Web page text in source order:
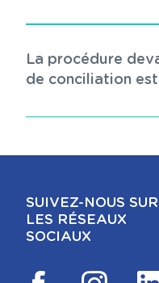
La procédure
de conciliation
SUIVEZ-NOUS SUR
LES RÉSEAUX
SOCIAUX